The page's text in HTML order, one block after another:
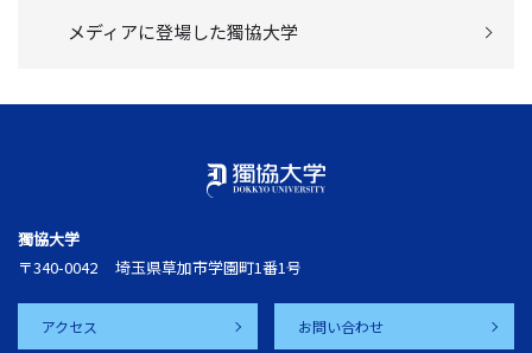
メディアに登場した獨協大学
獨協大学
〒340-0042
埼玉県草加市学園町1番1号
アクセス お問い合わせ